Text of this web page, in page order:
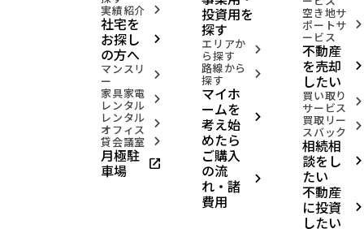
実績紹介 arrow_forward_ios
社宅を
お探し
の方へ
arrow_forward_ios
マンスリ
ー arrow_forward_ios
家具家電
レンタル arrow_forward_ios
レンタル
オフィス arrow_forward_ios
貸会議室 arrow_forward_ios
月極駐
車場 open_in_new
投資用を
探す
エリアか
ら探す arrow_forward_ios
路線から
探す arrow_forward_ios
マイホ
ームを
考え始
めたら
arrow_forward_ios
ご購入
の流
れ・諸
費用
arrow_forward_ios
空き地サ
ポートサ
ービス
arrow_forward_ios
不動産
を売却
したい
arrow_forward_ios
買い取り
サービス arrow_forward_ios
買取リー
スバック arrow_forward_ios
相続相
談をし
たい
arrow_forward_ios
不動産
に投資
したい
arrow_forward_ios